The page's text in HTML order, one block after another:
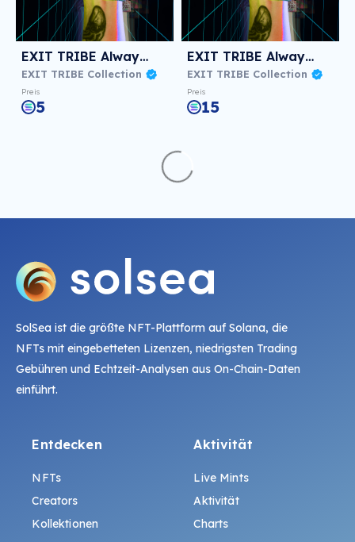
EXIT TRIBE Always! #1438
EXIT TRIBE Collection
Preis
5
EXIT TRIBE Always! #1067
EXIT TRIBE Collection
Preis
15
SolSea ist die größte NFT-Plattform auf Solana, die
NFTs mit eingebetteten Lizenzen, niedrigsten Trading
Gebühren und Echtzeit-Analysen aus On-Chain-Daten
einführt.
Entdecken
NFTs
Creators
Kollektionen
Aktivität
Live Mints
Aktivität
Charts